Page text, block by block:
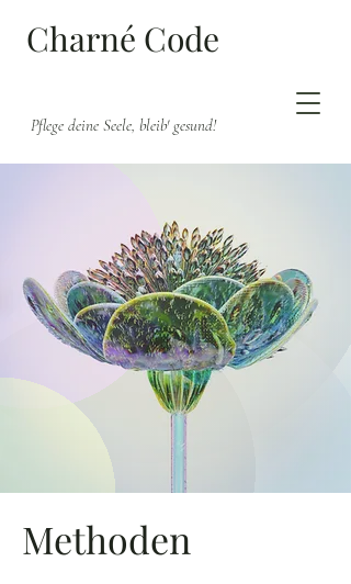
Charné Code
Pflege deine Seele, bleib' gesund!
Methoden